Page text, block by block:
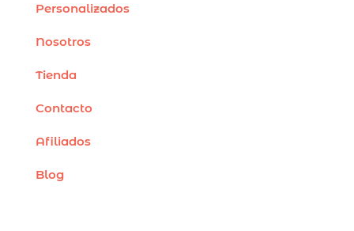
Personalizados
Nosotros
Tienda
Contacto
Afiliados
Blog